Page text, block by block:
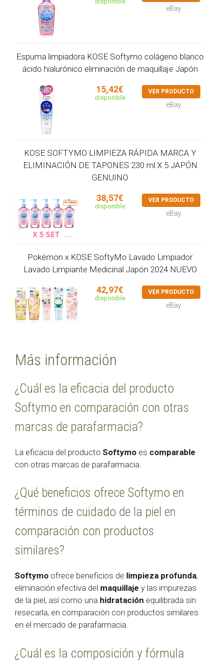
eBay
Espuma limpiadora KOSE Softymo colágeno blanco
ácido hialurónico eliminación de maquillaje Japón
15,42€
disponible
VER PRODUCTO
eBay
KOSE SOFTYMO LIMPIEZA RÁPIDA MARCA Y
ELIMINACIÓN DE TAPONES 230 ml X 5 JAPÓN
GENUINO
38,57€
disponible
VER PRODUCTO
eBay
Pokémon x KOSE SoftyMo Lavado Limpiador
Lavado Limpiante Medicinal Japón 2024 NUEVO
42,97€
disponible
VER PRODUCTO
eBay
Más información
¿Cuál es la eficacia del producto
Softymo en comparación con otras
marcas de parafarmacia?
La eficacia del producto Softymo es comparable
con otras marcas de parafarmacia.
¿Qué beneficios ofrece Softymo en
términos de cuidado de la piel en
comparación con productos
similares?
Softymo ofrece beneficios de limpieza profunda,
eliminación efectiva del maquillaje y las impurezas
de la piel, así como una hidratación equilibrada sin
resecarla, en comparación con productos similares
en el mercado de parafarmacia.
¿Cuál es la composición y fórmula